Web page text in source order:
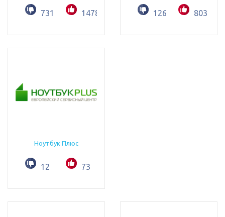
731 1478 126 803
Ноутбук Плюс
12 73